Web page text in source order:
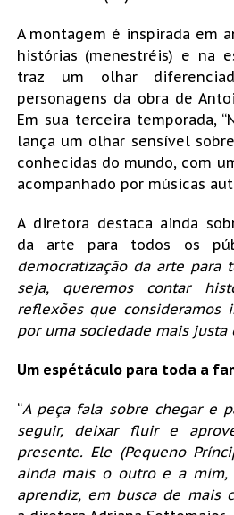
A montagem é inspirada em
histórias (menestréis) e na
traz um olhar
personagens da obra de
Em sua terceira temporada,
lança um olhar sensível
conhecidas do mundo, com
acompanhado por músicas
A diretora destaca ainda
da arte para todos os
democratização da arte para
seja, queremos contar
reflexões que consideramos
por uma sociedade mais justa
Um espétáculo para toda a
“A peça fala sobre chegar e
seguir, deixar fluir e
presente. Ele (Pequeno
ainda mais o outro e a mim,
aprendiz, em busca de mais